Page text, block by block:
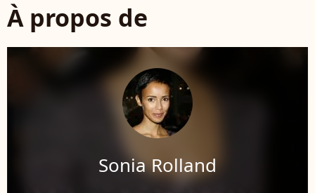
À propos de
Sonia Rolland